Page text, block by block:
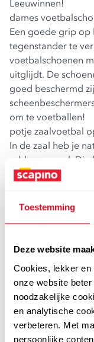
Toestemming
Deze website
Cookies, lekker
onze website
noodzakelijke
en analytische
verbeteren. Met
persoonlijke
Leeuwinnen!
dames
Een goede grip op
tegenstander te
voetbalschoenen
uitglijdt. De
goed beschermd
om te voetballen!
potje zaalvoetbal
In de zaal heb je
rubberen zool.
tegenstander in
dutchy
verschillende
voetbalschoenen,
of een extra
winner met onze
shop je hele